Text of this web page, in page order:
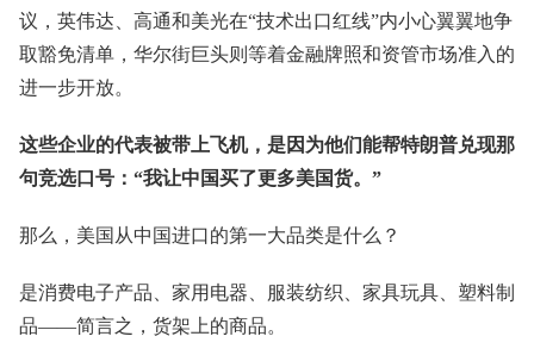
议，英伟达、高通和美光在“技术出口红线”内小心翼翼地争
取豁免清单，华尔街巨头则等着金融牌照和资管市场准入的
进一步开放。
这些企业的代表被带上飞机，是因为他们能帮特朗普兑现那
句竞选口号：“我让中国买了更多美国货。”
那么，美国从中国进口的第一大品类是什么？
是消费电子产品、家用电器、服装纺织、家具玩具、塑料制
品——简言之，货架上的商品。